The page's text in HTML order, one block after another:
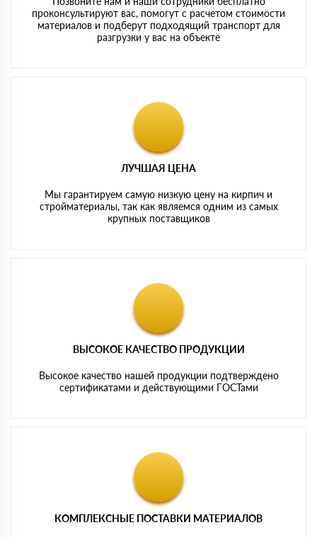
проконсультируют вас, помогут с расчетом стоимости
материалов и подберут подходящий транспорт для
разгрузки у вас на объекте
ЛУЧШАЯ ЦЕНА
Мы гарантируем самую низкую цену на кирпич и
стройматериалы, так как являемся одним из самых
крупных поставщиков
ВЫСОКОЕ КАЧЕСТВО ПРОДУКЦИИ
Высокое качество нашей продукции подтверждено
сертификатами и действующими ГОСТами
КОМПЛЕКСНЫЕ ПОСТАВКИ МАТЕРИАЛОВ